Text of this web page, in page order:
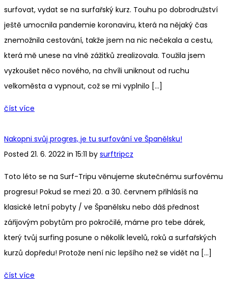
surfovat, vydat se na surfařský kurz. Touhu po dobrodružství
ještě umocnila pandemie koronaviru, která na nějaký čas
znemožnila cestování, takže jsem na nic nečekala a cestu,
která mě unese na vlně zážitků zrealizovala. Toužila jsem
vyzkoušet něco nového, na chvíli uniknout od ruchu
velkoměsta a vypnout, což se mi vyplnilo […]
číst více
Nakopni svůj progres, je tu surfování ve Španělsku!
Posted 21. 6. 2022 in 15:11 by surftripcz
Toto léto se na Surf-Tripu věnujeme skutečnému surfovému
progresu! Pokud se mezi 20. a 30. červnem přihlásíš na
klasické letní pobyty / ve Španělsku nebo dáš přednost
zářijovým pobytům pro pokročilé, máme pro tebe dárek,
který tvůj surfing posune o několik levelů, roků a surfařských
kurzů dopředu! Protože není nic lepšího než se vidět na […]
číst více